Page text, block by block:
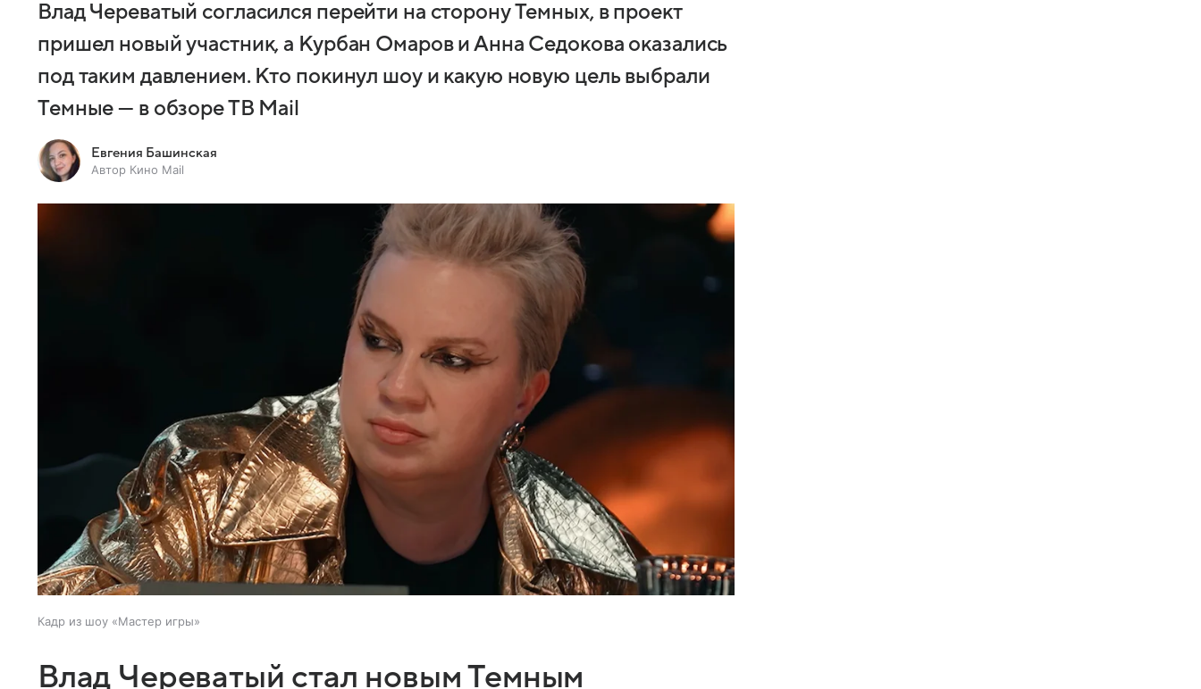
Влад Череватый согласился перейти на сторону Темных, в проект
пришел новый участник, а Курбан Омаров и Анна Седокова оказались
под таким давлением. Кто покинул шоу и какую новую цель выбрали
Темные — в обзоре ТВ Mail
Евгения Башинская
Автор Кино Mail
Кадр из шоу «Мастер игры»
Влад Череватый стал новым Темным